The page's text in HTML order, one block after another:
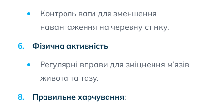
Контроль ваги для зменшення
навантаження на черевну стінку.
Фізична активність:
Регулярні вправи для зміцнення м’язів
живота та тазу.
Правильне харчування: